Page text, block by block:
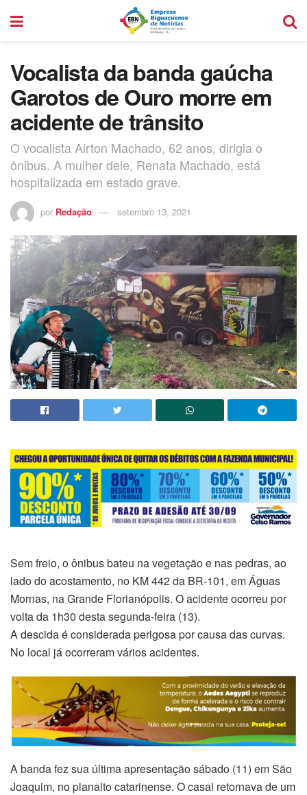
Vocalista da banda gaúcha
Garotos de Ouro morre em
acidente de trânsito
O vocalista Airton Machado, 62 anos, dirigia o
ônibus. A mulher dele, Renata Machado, está
hospitalizada em estado grave.
por Redação setembro 13, 2021
Sem freio, o ônibus bateu na vegetação e nas pedras, ao
lado do acostamento, no KM 442 da BR-101, em Águas
Mornas, na Grande Florianópolis. O acidente ocorreu por
volta da 1h30 desta segunda-feira (13).
A descida é considerada perigosa por causa das curvas.
No local já ocorreram vários acidentes.
A banda fez sua última apresentação sábado (11) em São
Joaquim, no planalto catarinense. O casal retornava de um